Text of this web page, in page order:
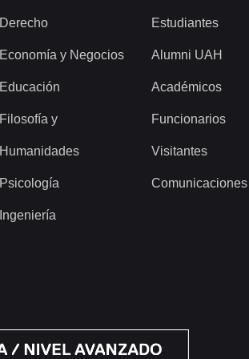
Derecho
Economía y Negocios
Educación
Filosofía y
Humanidades
Psicología
Ingeniería
Estudiantes
Alumni UAH
Académicos
Funcionarios
Visitantes
Comunicaciones